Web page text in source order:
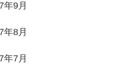
年9月
年8月
年7月